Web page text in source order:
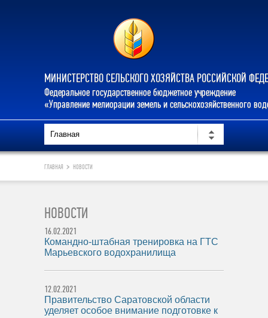
МИНИСТЕРСТВО СЕЛЬСКОГО ХОЗЯЙСТВА РОССИЙСКОЙ
Федеральное государственное бюджетное учреждение
«Управление мелиорации земель и сельскохозяйственного
ГЛАВНАЯ НОВОСТИ
НОВОСТИ
16.02.2021
Командно-штабная тренировка на ГТС
Марьевского водохранилища
12.02.2021
Правительство Саратовской области
уделяет особое внимание подготовке к